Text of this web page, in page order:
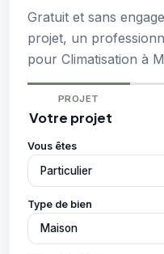
Gratuit et sans
projet, un
pour Climatisation à
PROJET
Votre projet
Vous êtes
Type de bien